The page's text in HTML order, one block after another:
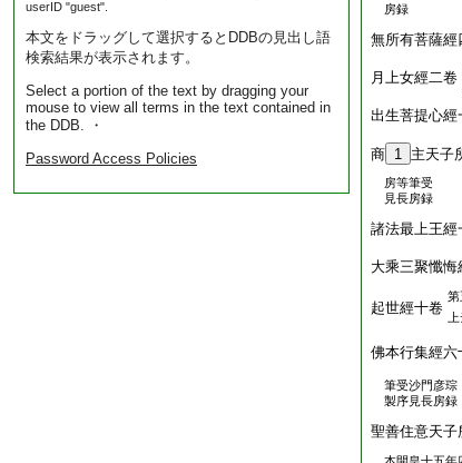
userID "guest".
本文をドラッグして選択するとDDBの見出し語
検索結果が表示されます。
Select a portion of the text by dragging your
mouse to view all terms in the text contained in
the DDB. ・
Password Access Policies
房録
無所有菩薩經
月上女經二卷
出生菩提心經
商 1 主天子
房等筆受
見長房録
諸法最上王經
大乘三聚懺悔
起世經十卷
第
佛本行集經六
筆受沙門彦琮
製序見長房録
聖善住意天子